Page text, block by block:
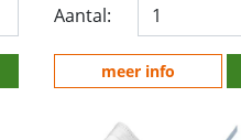
Aantal:
meer info